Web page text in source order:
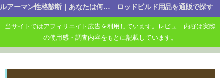
ルアーマン性格診断｜あなたは何に楽しさを感じる釣り人か？ ロッドビルド用品を通販で探す
当サイトではアフィリエイト広告を利用しています。レビュー内容は実際
の使用感・調査内容をもとに記載しています。